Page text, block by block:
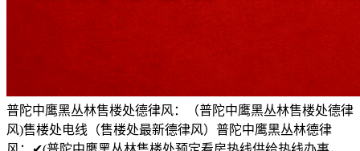
普陀中鹰黑丛林售楼处德律风：（普陀中鹰黑丛林售楼处德律
风)售楼处电线（售楼处最新德律风）普陀中鹰黑丛林德律